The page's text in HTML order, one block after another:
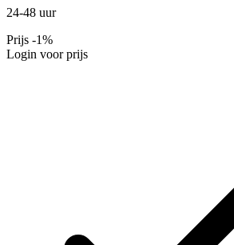
24-48 uur
Prijs -1%
Login voor prijs